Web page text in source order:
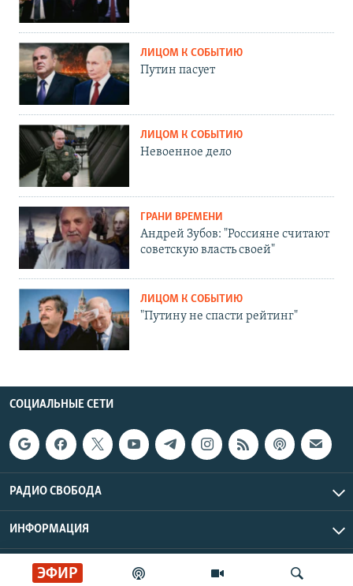
ЭФИР
ЛИЦОМ К СОБЫТИЮ
Путин пасует
ЛИЦОМ К СОБЫТИЮ
Невоенное дело
ГРАНИ ВРЕМЕНИ
Андрей Зубов: "Россияне считают
советскую власть своей"
ЛИЦОМ К СОБЫТИЮ
"Путину не спасти рейтинг"
СОЦИАЛЬНЫЕ СЕТИ
РАДИО СВОБОДА
ИНФОРМАЦИЯ
Радио Свобода © 2026 RFE/RL, Inc. | Все права защищены.